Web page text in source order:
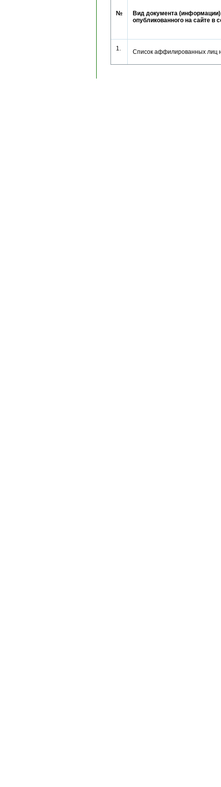
№
Вид документа
опубликованного на сайте в
1. Список аффилированных